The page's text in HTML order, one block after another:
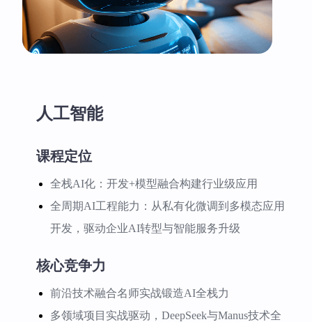
人工智能
课程定位
全栈AI化：开发+模型融合构建行业级应用
全周期AI工程能力：从私有化微调到多模态应用
开发，驱动企业AI转型与智能服务升级
核心竞争力
前沿技术融合名师实战锻造AI全栈力
多领域项目实战驱动，DeepSeek与Manus技术全